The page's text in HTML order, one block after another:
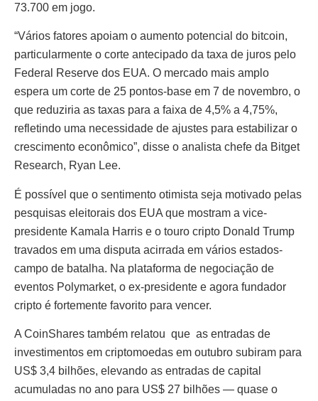
73.700 em jogo.
“Vários fatores apoiam o aumento potencial do bitcoin,
particularmente o corte antecipado da taxa de juros pelo
Federal Reserve dos EUA. O mercado mais amplo
espera um corte de 25 pontos-base em 7 de novembro, o
que reduziria as taxas para a faixa de 4,5% a 4,75%,
refletindo uma necessidade de ajustes para estabilizar o
crescimento econômico”, disse o analista chefe da Bitget
Research, Ryan Lee.
É possível que o sentimento otimista seja motivado pelas
pesquisas eleitorais dos EUA que mostram a vice-
presidente Kamala Harris e o touro cripto Donald Trump
travados em uma disputa acirrada em vários estados-
campo de batalha. Na plataforma de negociação de
eventos Polymarket, o ex-presidente e agora fundador
cripto é fortemente favorito para vencer.
A CoinShares também relatou que as entradas de
investimentos em criptomoedas em outubro subiram para
US$ 3,4 bilhões, elevando as entradas de capital
acumuladas no ano para US$ 27 bilhões — quase o